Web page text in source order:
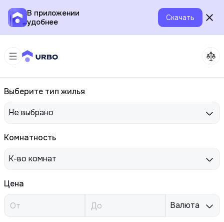
В приложении
удобнее
Скачать
Выберите тип жилья
Не выбрано
Комнатность
К-во комнат
Цена
Валюта